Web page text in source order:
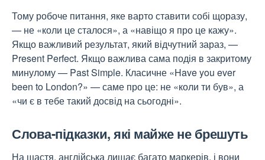
Тому робоче питання, яке варто ставити собі щоразу,
— не «коли це сталося», а «навіщо я про це кажу».
Якщо важливий результат, який відчутний зараз, —
Present Perfect. Якщо важлива сама подія в закритому
минулому — Past Simple. Класичне «Have you ever
been to London?» — саме про це: не «коли ти був», а
«чи є в тебе такий досвід на сьогодні».
Слова-підказки, які майже не брешуть
На щастя, англійська лишає багато маркерів, і вони